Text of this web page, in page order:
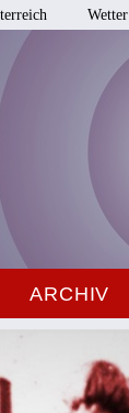
Wetter
ARCHIV